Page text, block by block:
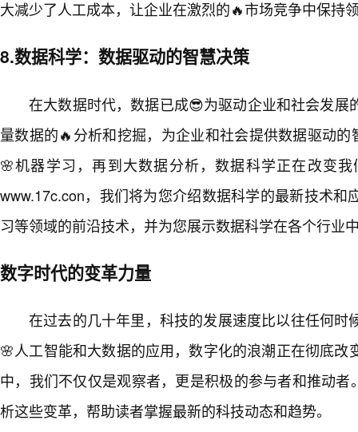
大减少了人工成本，让企业在激烈的🔥市场竞争中保持
8.数据科学：数据驱动的智慧决策
在大数据时代，数据已成😎为驱动企业和社会发展
量数据的🔥分析和挖掘，为企业和社会提供数据驱动的
🌸机器学习，再到大数据分析，数据科学正在改变
www.17c.con，我们将为您介绍数据科学的最新技术和
习等领域的前沿技术，并为您展示数据科学在各个行业
数字时代的变革力量
在过去的几十年里，科技的发展速度比以往任何时
🌸人工智能和大数据的应用，数字化的浪潮正在彻底改
中，我们不仅仅是观察者，更是积极的参与者和推动者
析这些变革，帮助读者掌握最新的科技动态和趋势。